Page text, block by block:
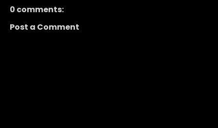
0 comments:
Post a Comment